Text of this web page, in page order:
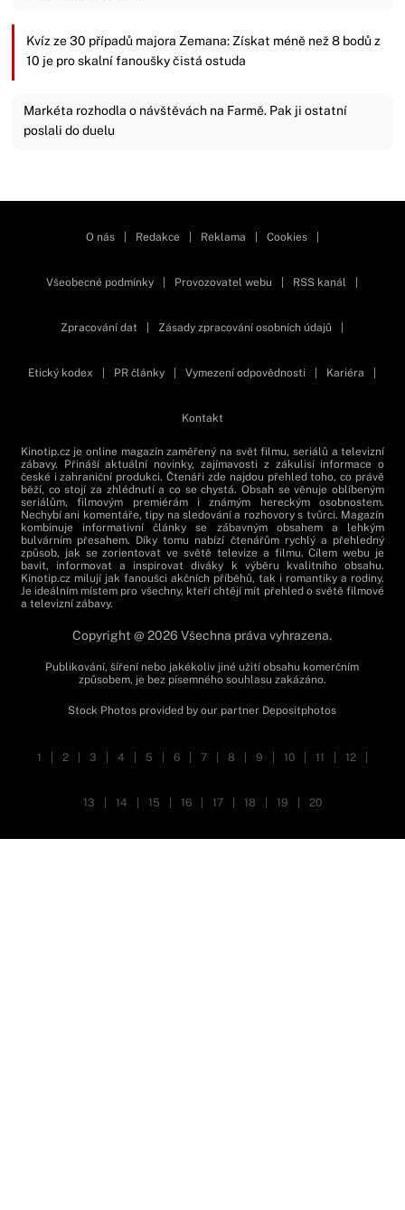
Kvíz ze 30 případů majora Zemana: Získat méně než 8 bodů z
10 je pro skalní fanoušky čistá ostuda
Markéta rozhodla o návštěvách na Farmě. Pak ji ostatní
poslali do duelu
O nás Redakce Reklama Cookies
Všeobecné podmínky Provozovatel webu RSS kanál
Zpracování dat Zásady zpracování osobních údajů
Etický kodex PR články Vymezení odpovědnosti Kariéra
Kontakt
Kinotip.cz je online magazín zaměřený na svět filmu, seriálů a televizní
zábavy. Přináší aktuální novinky, zajímavosti z zákulisí informace o
české i zahraniční produkci. Čtenáři zde najdou přehled toho, co právě
běží, co stojí za zhlédnutí a co se chystá. Obsah se věnuje oblíbeným
seriálům, filmovým premiérám i známým hereckým osobnostem.
Nechybí ani komentáře, tipy na sledování a rozhovory s tvůrci. Magazín
kombinuje informativní články se zábavným obsahem a lehkým
bulvárním přesahem. Díky tomu nabízí čtenářům rychlý a přehledný
způsob, jak se zorientovat ve světě televize a filmu. Cílem webu je
bavit, informovat a inspirovat diváky k výběru kvalitního obsahu.
Kinotip.cz milují jak fanoušci akčních příběhů, tak i romantiky a rodiny.
Je ideálním místem pro všechny, kteří chtějí mít přehled o světě filmové
a televizní zábavy.
Copyright @ 2026 Všechna práva vyhrazena.
Publikování, šíření nebo jakékoliv jiné užití obsahu komerčním
způsobem, je bez písemného souhlasu zakázáno.
Stock Photos provided by our partner Depositphotos
1 2 3 4 5 6 7 8 9 10 11 12
13 14 15 16 17 18 19 20